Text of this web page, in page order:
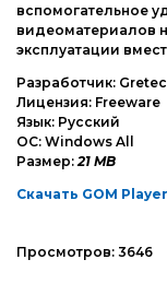
вспомогательное
видеоматериалов
эксплуатации
Разработчик:
Лицензия: Freeware
Язык: Русский
ОС: Windows All
Размер:21 MB
Скачать GOM Player
Просмотров: 3646